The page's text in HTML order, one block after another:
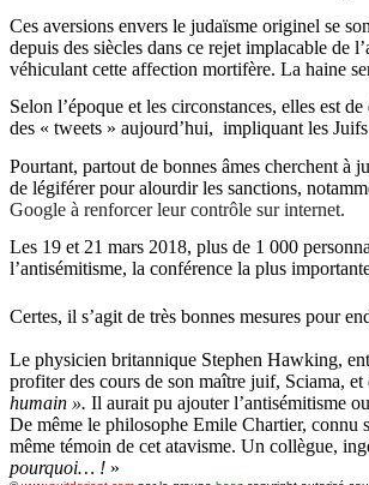
Ces aversions envers le judaïsme originel se
depuis des siècles dans ce rejet implacable de
véhiculant cette affection mortifère. La haine
Selon l’époque et les circonstances, elles est de
des « tweets » aujourd’hui, impliquant les
Pourtant, partout de bonnes âmes cherchent à
de légiférer pour alourdir les sanctions,
Google à renforcer leur contrôle sur internet.
Les 19 et 21 mars 2018, plus de 1 000
l’antisémitisme, la conférence la plus
Certes, il s’agit de très bonnes mesures pour
Le physicien britannique Stephen Hawking,
profiter des cours de son maître juif, Sciama, et
humain ». Il aurait pu ajouter l’antisémitisme
De même le philosophe Emile Chartier, connu
même témoin de cet atavisme. Un collègue,
pourquoi… ! »